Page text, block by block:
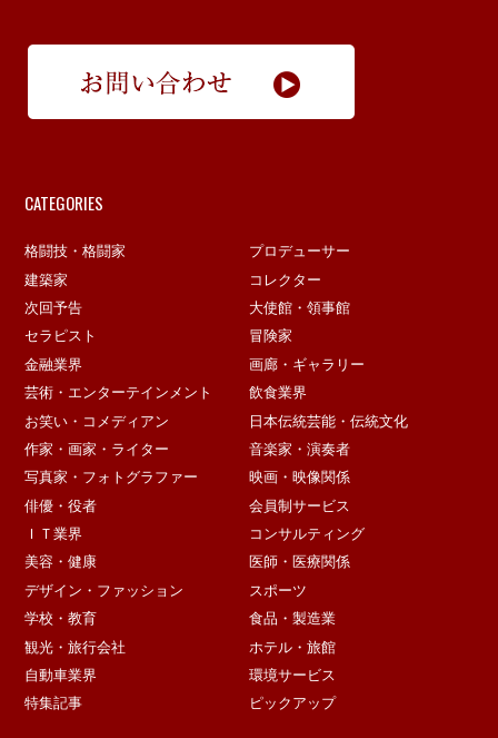
CATEGORIES
格闘技・格闘家
プロデューサー
建築家
コレクター
次回予告
大使館・領事館
セラピスト
冒険家
金融業界
画廊・ギャラリー
芸術・エンターテインメント
飲食業界
お笑い・コメディアン
日本伝統芸能・伝統文化
作家・画家・ライター
音楽家・演奏者
写真家・フォトグラファー
映画・映像関係
俳優・役者
会員制サービス
ＩＴ業界
コンサルティング
美容・健康
医師・医療関係
デザイン・ファッション
スポーツ
学校・教育
食品・製造業
観光・旅行会社
ホテル・旅館
自動車業界
環境サービス
特集記事
ピックアップ